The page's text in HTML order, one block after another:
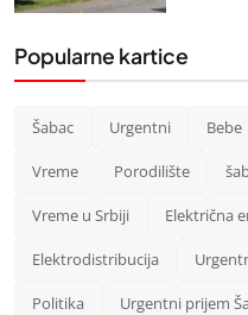
Popularne kartice
Šabac Urgentni Bebe
Vreme Porodilište
Vreme u Srbiji Električna
Elektrodistribucija
Politika Urgentni prijem